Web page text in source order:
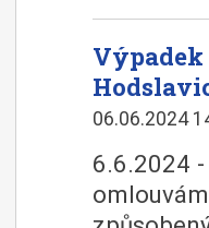
Výpadek
06.06.2024
6.6.2024